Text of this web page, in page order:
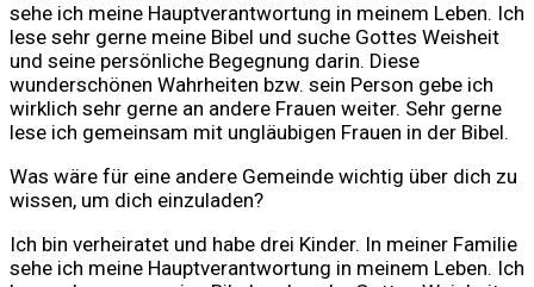
sehe ich meine Hauptverantwortung in meinem Leben. Ich
lese sehr gerne meine Bibel und suche Gottes Weisheit
und seine persönliche Begegnung darin. Diese
wunderschönen Wahrheiten bzw. sein Person gebe ich
wirklich sehr gerne an andere Frauen weiter. Sehr gerne
lese ich gemeinsam mit ungläubigen Frauen in der Bibel.
Was wäre für eine andere Gemeinde wichtig über dich zu
wissen, um dich einzuladen?
Ich bin verheiratet und habe drei Kinder. In meiner Familie
sehe ich meine Hauptverantwortung in meinem Leben. Ich